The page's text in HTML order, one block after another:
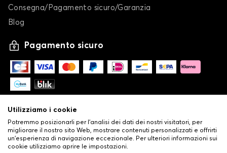
Consegna/Pagamento sicuro/Garanzia
Blog
Pagamento sicuro
Utilizziamo i cookie
Potremmo posizionarli per l'analisi dei dati dei nostri visitatori, per
migliorare il nostro sito Web, mostrare contenuti personalizzati e offrirti
un'esperienza di navigazione eccezionale. Per ulteriori informazioni sui
cookie utilizziamo aprire le impostazioni.